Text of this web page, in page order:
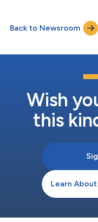
后得到回收，并以极高的市
放的眼光迈入第四季度。我
年，并计划在该地区新增一
免责声明：本公告之原文版
Back to Newsroom
Wish
this
Learn